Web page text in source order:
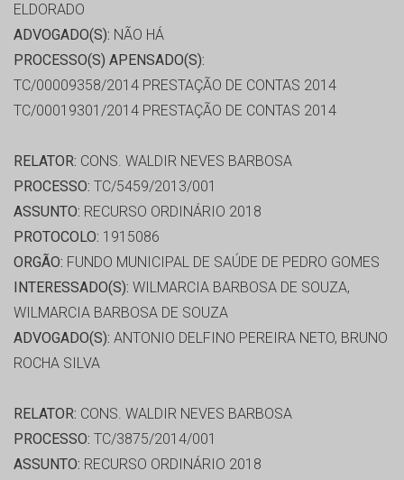
ELDORADO
ADVOGADO(S): NÃO HÁ
PROCESSO(S) APENSADO(S):
TC/00009358/2014 PRESTAÇÃO DE CONTAS 2014
TC/00019301/2014 PRESTAÇÃO DE CONTAS 2014
RELATOR: CONS. WALDIR NEVES BARBOSA
PROCESSO: TC/5459/2013/001
ASSUNTO: RECURSO ORDINÁRIO 2018
PROTOCOLO: 1915086
ORGÃO: FUNDO MUNICIPAL DE SAÚDE DE PEDRO GOMES
INTERESSADO(S): WILMARCIA BARBOSA DE SOUZA,
WILMARCIA BARBOSA DE SOUZA
ADVOGADO(S): ANTONIO DELFINO PEREIRA NETO, BRUNO
ROCHA SILVA
RELATOR: CONS. WALDIR NEVES BARBOSA
PROCESSO: TC/3875/2014/001
ASSUNTO: RECURSO ORDINÁRIO 2018